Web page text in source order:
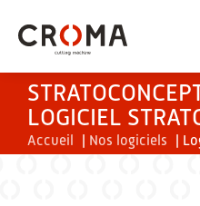
LOGICIEL
Accueil | Nos logiciels |